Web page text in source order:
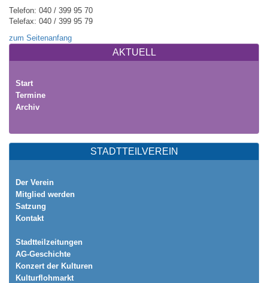
AKTUELL
Start
Termine
Archiv
STADTTEILVEREIN
Der Verein
Mitglied werden
Satzung
Kontakt
Stadtteilzeitungen
AG-Geschichte
Konzert der Kulturen
Kulturflohmarkt
Telefon: 040 / 399 95 70
Telefax: 040 / 399 95 79
zum Seitenanfang